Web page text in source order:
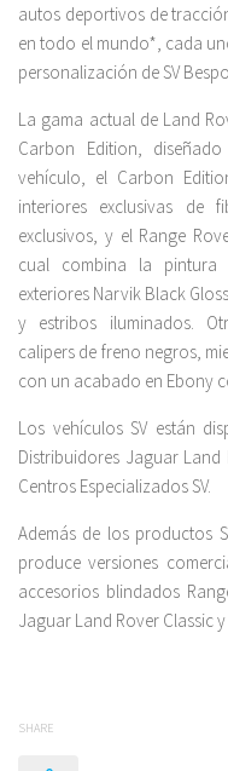
autos deportivos de
en todo el mundo*, cada
personalización de SV
La gama actual de Land
Carbon Edition,
vehículo, el Carbon
interiores exclusivas de
exclusivos, y el Range
cual combina la pintura
exteriores Narvik Black
y estribos iluminados.
calipers de freno negros,
con un acabado en Ebony
Los vehículos SV están
Distribuidores Jaguar
Centros Especializados SV.
Además de los productos
produce versiones
accesorios blindados
Jaguar Land Rover Classic
SHARE